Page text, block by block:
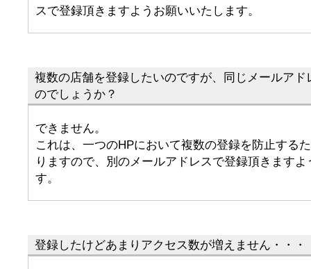
スで登録頂きますようお願いいたします。
複数の店舗を登録したいのですが、同じメールア
のでしょうか？
できません。
これは、一つのHPにおいて複数の登録を防止する
りますので、別のメールアドレスで登録頂きます
す。
登録したけどあまりアクセス数が増えません・・・